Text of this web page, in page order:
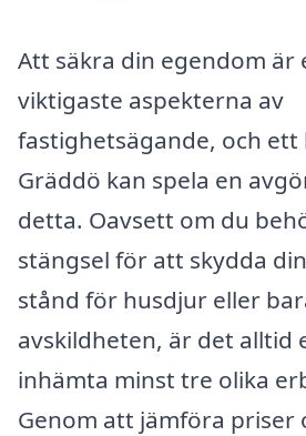
Att säkra din egendom är
viktigaste aspekterna av
fastighetsägande, och ett
Gräddö kan spela en
detta. Oavsett om du
stängsel för att skydda
stånd för husdjur eller
avskildheten, är det alltid
inhämta minst tre olika
Genom att jämföra priser